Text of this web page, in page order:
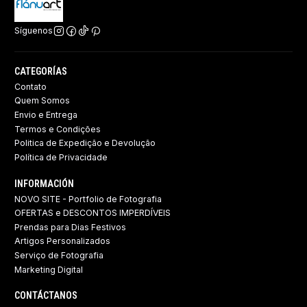
Síguenos
CATEGORÍAS
Contato
Quem Somos
Envio e Entrega
Termos e Condições
Politica de Expedição e Devolução ​
Política de Privacidade
INFORMACIÓN
NOVO SITE - Portfolio de Fotografia
OFERTAS e DESCONTOS IMPERDÍVEIS
Prendas para Dias Festivos
Artigos Personalizados
Serviço de Fotografia
Marketing Digital
CONTÁCTANOS